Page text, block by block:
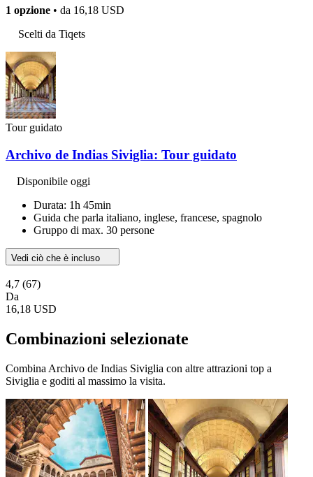
1 opzione • da 16,18 USD
Scelti da Tiqets
Tour guidato
Archivo de Indias Siviglia: Tour guidato
Disponibile oggi
Durata: 1h 45min
Guida che parla italiano, inglese, francese, spagnolo
Gruppo di max. 30 persone
Vedi ciò che è incluso
4,7 (67)
Da
16,18 USD
Combinazioni selezionate
Combina Archivo de Indias Siviglia con altre attrazioni top a
Siviglia e goditi al massimo la visita.